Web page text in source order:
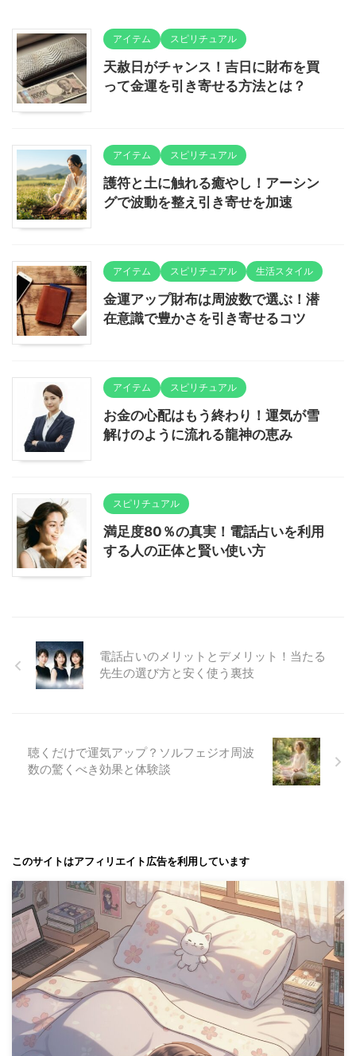
アイテム スピリチュアル
天赦日がチャンス！吉日に財布を買
って金運を引き寄せる方法とは？
アイテム スピリチュアル
護符と土に触れる癒やし！アーシン
グで波動を整え引き寄せを加速
アイテム スピリチュアル 生活スタイル
金運アップ財布は周波数で選ぶ！潜
在意識で豊かさを引き寄せるコツ
アイテム スピリチュアル
お金の心配はもう終わり！運気が雪
解けのように流れる龍神の恵み
スピリチュアル
満足度80％の真実！電話占いを利用
する人の正体と賢い使い方
電話占いのメリットとデメリット！当たる
先生の選び方と安く使う裏技
聴くだけで運気アップ？ソルフェジオ周波
数の驚くべき効果と体験談
このサイトはアフィリエイト広告を利用しています